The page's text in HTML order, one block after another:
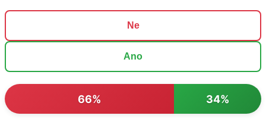
Ne
Ano
66% 34%